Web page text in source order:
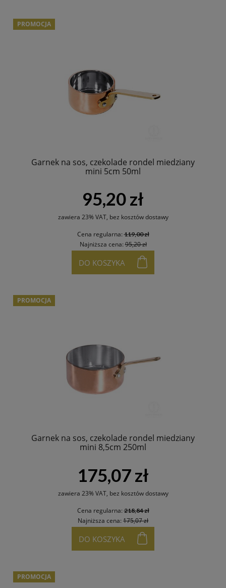
Garnek na sos, czekolade rondel miedziany
mini 5cm 50ml
95,20 zł
zawiera 23% VAT, bez kosztów dostawy
Cena regularna:119,00 zł
Najniższa cena:95,20 zł
DO KOSZYKA
PROMOCJA
Garnek na sos, czekolade rondel miedziany
mini 8,5cm 250ml
175,07 zł
zawiera 23% VAT, bez kosztów dostawy
Cena regularna:218,84 zł
Najniższa cena: 175,07 zł
DO KOSZYKA
PROMOCJA
PROMOCJA